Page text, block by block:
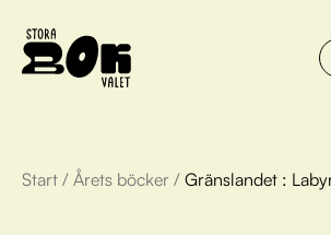
Årets böcker
Start / Årets böcker / Gränslandet :